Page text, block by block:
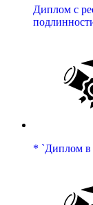
Диплом с
* `Диплом в